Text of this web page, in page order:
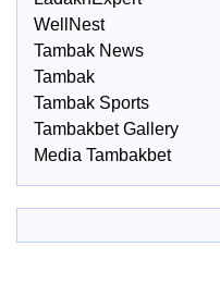
WellNest
Tambak News
Tambak
Tambak Sports
Tambakbet Gallery
Media Tambakbet